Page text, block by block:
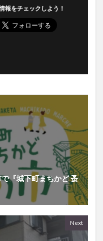
報をチェックしよう！
『城下町まちかど 蚤
Next